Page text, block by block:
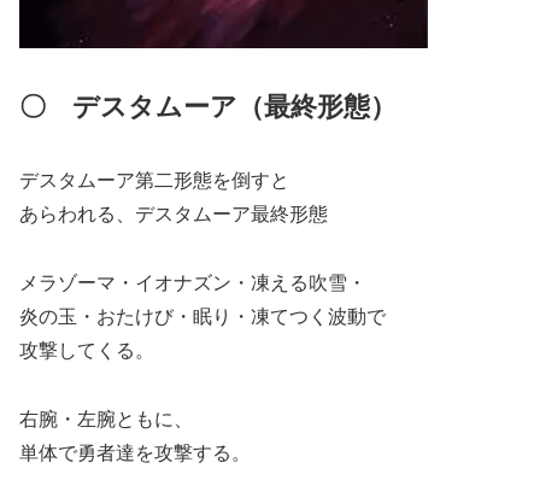
〇 デスタムーア（最終形態）
デスタムーア第二形態を倒すと
あらわれる、デスタムーア最終形態
メラゾーマ・イオナズン・凍える吹雪・
炎の玉・おたけび・眠り・凍てつく波動で
攻撃してくる。
右腕・左腕ともに、
単体で勇者達を攻撃する。